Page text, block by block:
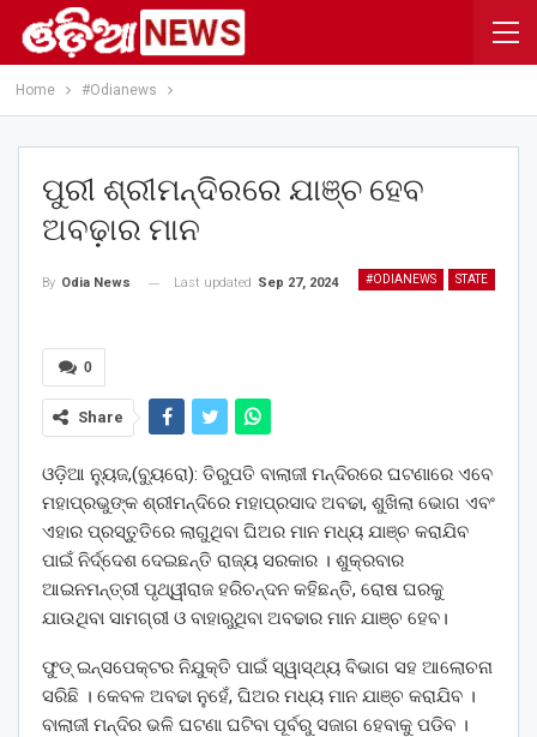
Home #Odianews
ପୁରୀ ଶ୍ରୀମନ୍ଦିରରେ ଯାଞ୍ଚ ହେବ
ଅବଢ଼ାର ମାନ
#ODIANEWS STATE
By Odia News Last updated Sep 27, 2024
0
Share
ଓଡ଼ିଆ ନ୍ୟୁଜ,(ବ୍ୟୁରୋ): ତିରୁପତି ବାଲାଜୀ ମନ୍ଦିରରେ ଘଟଣାରେ ଏବେ
ମହାପ୍ରଭୁଙ୍କ ଶ୍ରୀମନ୍ଦିରେ ମହାପ୍ରସାଦ ଅବଢା, ଶୁଖିଲା ଭୋଗ ଏବଂ
ଏହାର ପ୍ରସ୍ତୁତିରେ ଲାଗୁଥିବା ଘିଅର ମାନ ମଧ୍ୟ ଯାଞ୍ଚ କରାଯିବ
ପାଇଁ ନିର୍ଦ୍ଦେଶ ଦେଇଛନ୍ତି ରାଜ୍ୟ ସରକାର । ଶୁକ୍ରବାର
ଆଇନମନ୍ତ୍ରୀ ପୃଥ୍ୱୀରାଜ ହରିଚନ୍ଦନ କହିଛନ୍ତି, ରୋଷ ଘରକୁ
ଯାଉଥିବା ସାମଗ୍ରୀ ଓ ବାହାରୁଥିବା ଅବଢାର ମାନ ଯାଞ୍ଚ ହେବ।
ଫୁଡ୍‌ ଇନ୍ସପେକ୍ଟର ନିଯୁକ୍ତି ପାଇଁ ସ୍ୱାସ୍ଥ୍ୟ ବିଭାଗ ସହ ଆଲୋଚନା
ସରିଛି । କେବଳ ଅବଢା ନୁହେଁ, ଘିଅର ମଧ୍ୟ ମାନ ଯାଞ୍ଚ କରାଯିବ ।
ବାଲାଜୀ ମନ୍ଦିର ଭଳି ଘଟଣା ଘଟିବା ପୂର୍ବରୁ ସଜାଗ ହେବାକୁ ପଡିବ ।